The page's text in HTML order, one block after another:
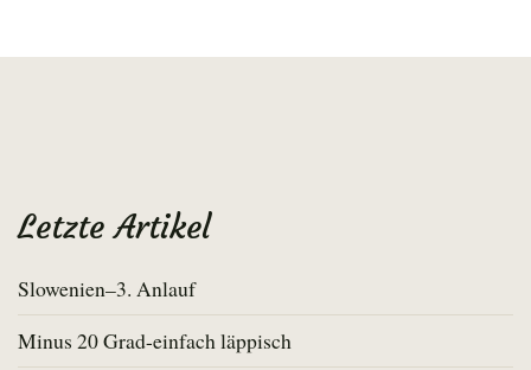
Letzte Artikel
Slowenien–3. Anlauf
Minus 20 Grad-einfach läppisch